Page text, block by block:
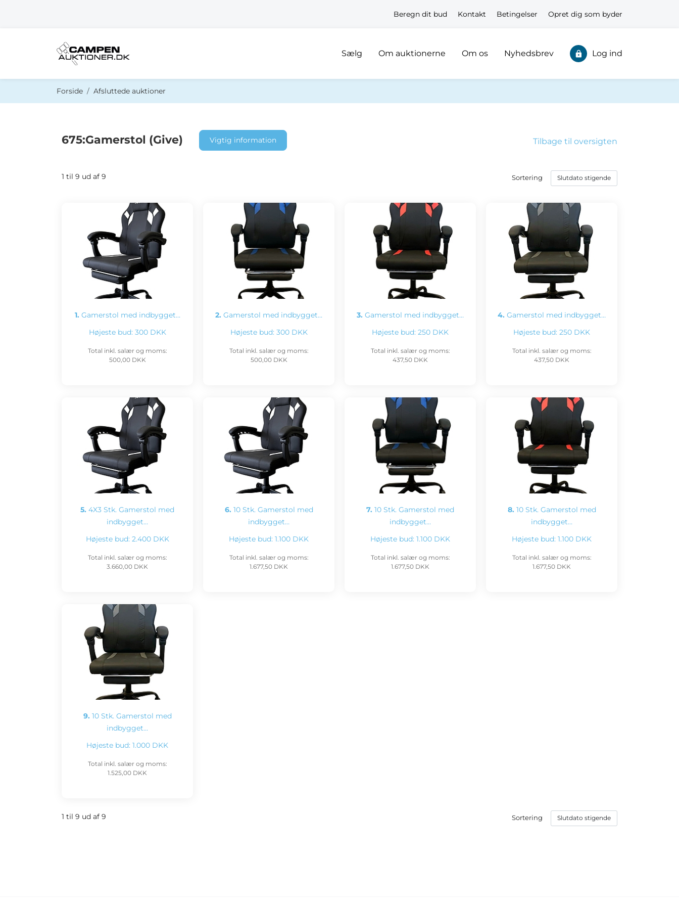
Beregn dit bud Kontakt Betingelser Opret dig som byder
Sælg Om auktionerne Om os Nyhedsbrev Log ind
Forside Afsluttede auktioner
Tilbage til oversigten
675:Gamerstol (Give) Vigtig information
1 til 9 ud af 9 Sortering
1. Gamerstol med indbygget…
Højeste bud: 300 DKK
Total inkl. salær og moms:
500,00 DKK
2. Gamerstol med indbygget…
Højeste bud: 300 DKK
Total inkl. salær og moms:
500,00 DKK
3. Gamerstol med indbygget…
Højeste bud: 250 DKK
Total inkl. salær og moms:
437,50 DKK
4. Gamerstol med indbygget…
Højeste bud: 250 DKK
Total inkl. salær og moms:
437,50 DKK
5. 4X3 Stk. Gamerstol med
indbygget…
Højeste bud: 2.400 DKK
Total inkl. salær og moms:
3.660,00 DKK
6. 10 Stk. Gamerstol med
indbygget…
Højeste bud: 1.100 DKK
Total inkl. salær og moms:
1.677,50 DKK
7. 10 Stk. Gamerstol med
indbygget…
Højeste bud: 1.100 DKK
Total inkl. salær og moms:
1.677,50 DKK
8. 10 Stk. Gamerstol med
indbygget…
Højeste bud: 1.100 DKK
Total inkl. salær og moms:
1.677,50 DKK
9. 10 Stk. Gamerstol med
indbygget…
Højeste bud: 1.000 DKK
Total inkl. salær og moms:
1.525,00 DKK
1 til 9 ud af 9 Sortering